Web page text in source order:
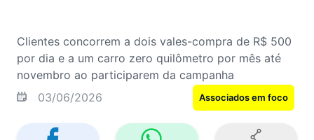
Clientes concorrem a dois vales-compra de R$ 500
por dia e a um carro zero quilômetro por mês até
novembro ao participarem da campanha
03/06/2026
Associados em foco